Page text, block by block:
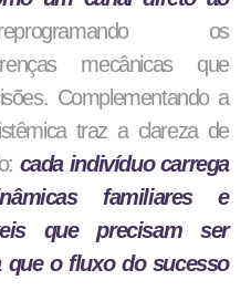
os
mecânicas que
Complementando a
traz a clareza de
cada indivíduo carrega
familiares e
que precisam ser
que o fluxo do sucesso